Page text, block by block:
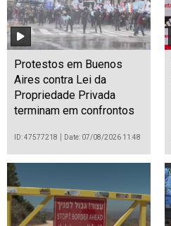
Protestos em Buenos
Aires contra Lei da
Propriedade Privada
terminam em confrontos
ID: 47577218 Date: 07/08/2026 11:48